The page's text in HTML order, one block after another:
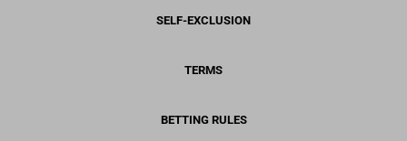
SELF-EXCLUSION
TERMS
BETTING RULES